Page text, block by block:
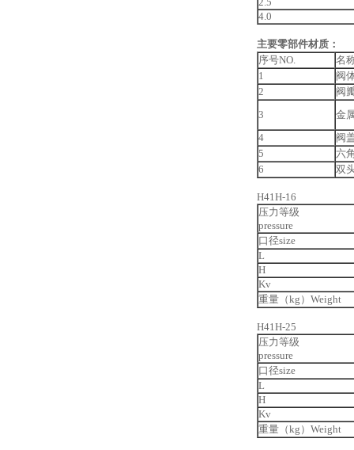
4.0
主要零部件材质：
序号NO.
名
1
阀
2
阀
3
金
4
阀
5
六
6
双
H41H-16
压力等级
pressure
口径size
L
H
Kv
重量（kg）Weight
H41H-25
压力等级
pressure
口径size
L
H
Kv
重量（kg）Weight